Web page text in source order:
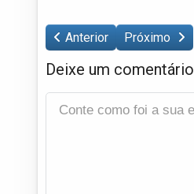
Anterior Próximo
Deixe um comentário